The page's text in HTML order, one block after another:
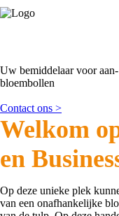
Uw bemiddelaar voor
bloembollen
Contact ons >
Welkom
en
Op deze unieke plek
van een onafhankelijke